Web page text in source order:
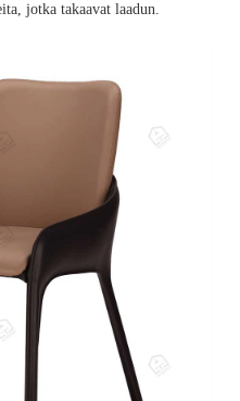
jotka takaavat laadun.